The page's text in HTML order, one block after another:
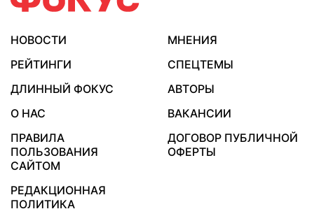
НОВОСТИ
МНЕНИЯ
РЕЙТИНГИ
СПЕЦТЕМЫ
ДЛИННЫЙ ФОКУС
АВТОРЫ
О НАС
ВАКАНСИИ
ПРАВИЛА
ПОЛЬЗОВАНИЯ
САЙТОМ
ДОГОВОР ПУБЛИЧНОЙ
ОФЕРТЫ
РЕДАКЦИОННАЯ
ПОЛИТИКА